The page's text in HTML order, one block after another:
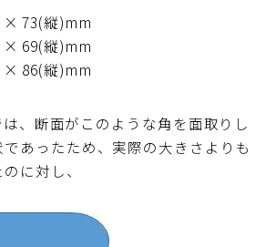
× 73(縦)mm
× 69(縦)mm
× 86(縦)mm
、断面がこのような角を面取りし
あったため、実際の大きさよりも
に対し、